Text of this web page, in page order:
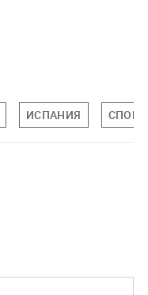
ИСПАНИЯ СПОРТ